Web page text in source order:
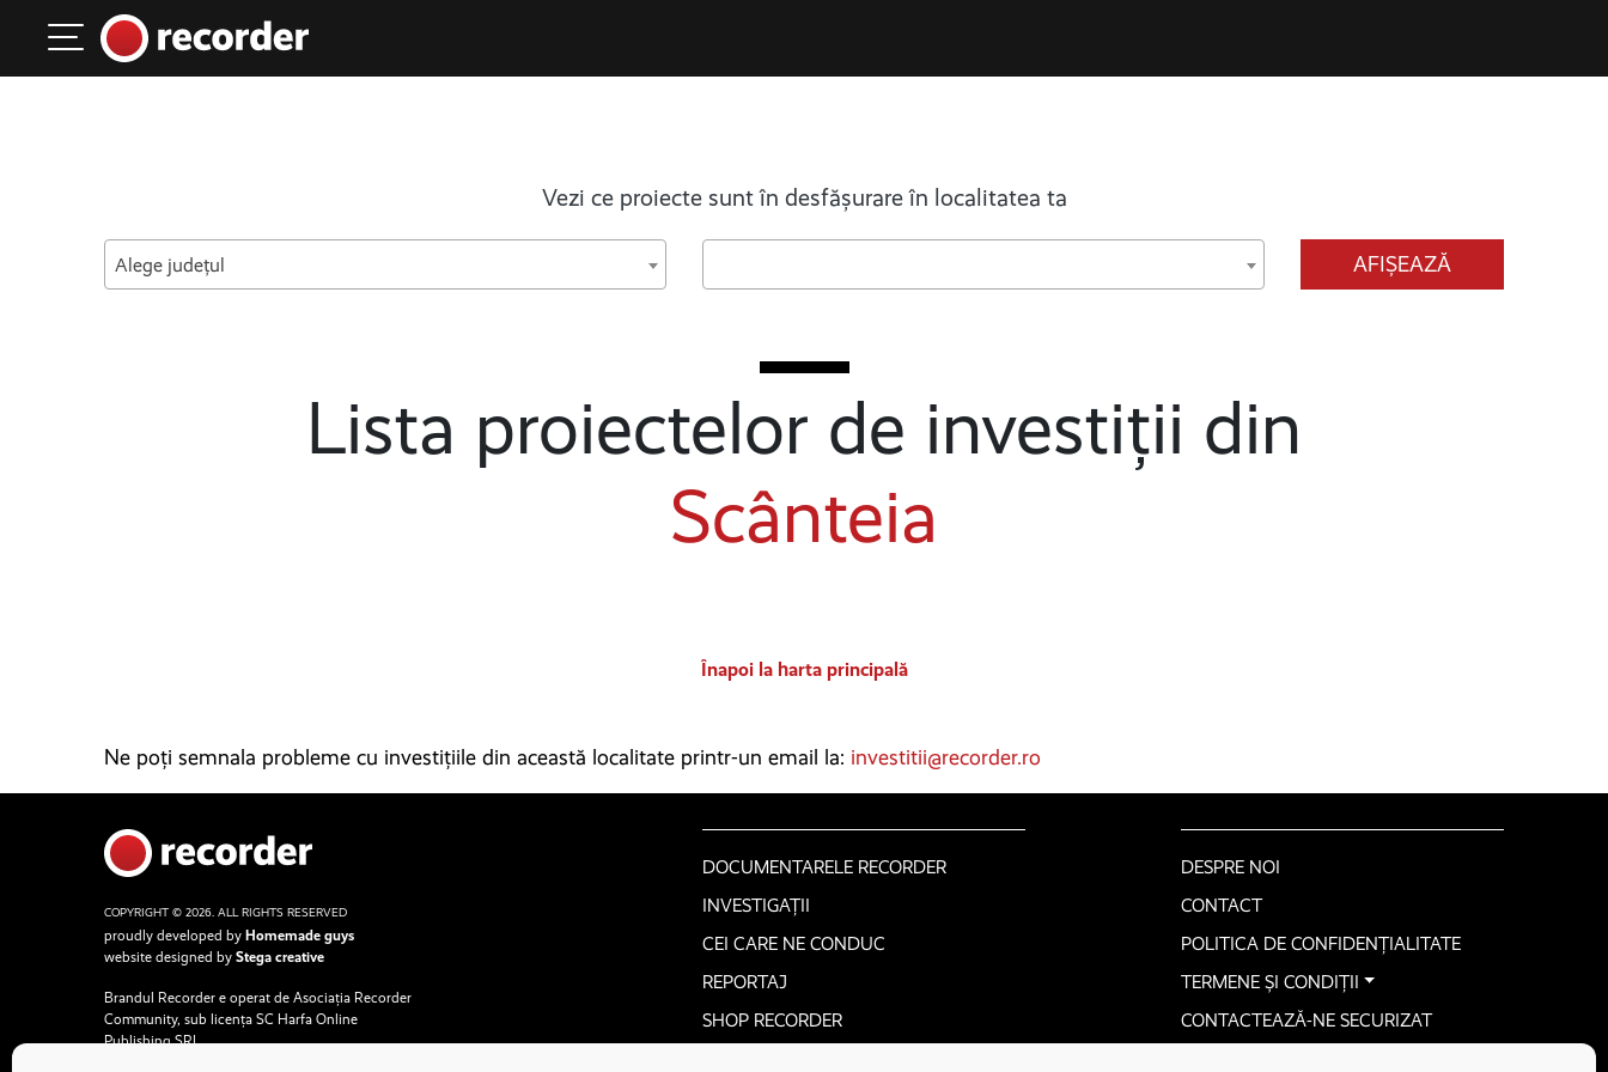
Main Navigation
Vezi ce proiecte sunt în desfășurare în localitatea ta
Alege județul AFIȘEAZĂ
Lista proiectelor de investiții din
Scânteia
Înapoi la harta principală
Ne poți semnala probleme cu investițiile din această localitate printr-un email la: investitii@recorder.ro
COPYRIGHT © 2026. ALL RIGHTS RESERVED
proudly developed by Homemade guys
website designed by Stega creative
Brandul Recorder e operat de Asociația Recorder
Community, sub licența SC Harfa Online
Publishing SRL.
DOCUMENTARELE RECORDER
INVESTIGAȚII
CEI CARE NE CONDUC
REPORTAJ
SHOP RECORDER
DESPRE NOI
CONTACT
POLITICA DE CONFIDENȚIALITATE
TERMENE ȘI CONDIȚII
CONTACTEAZĂ-NE SECURIZAT